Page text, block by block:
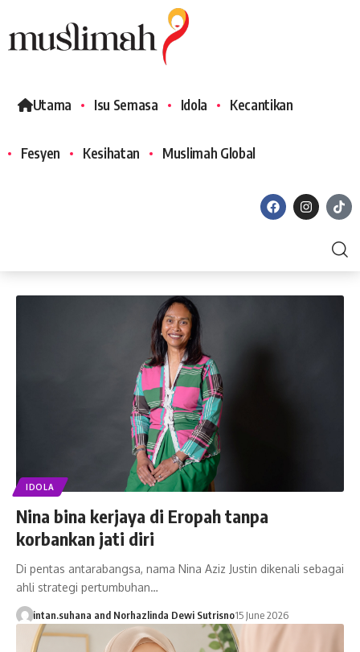
Utama Isu Semasa Idola Kecantikan
Fesyen Kesihatan Muslimah Global
IDOLA
Nina bina kerjaya di Eropah tanpa
korbankan jati diri
Di pentas antarabangsa, nama Nina Aziz Justin dikenali sebagai
ahli strategi pertumbuhan…
intan.suhana and Norhazlinda Dewi Sutrisno15 June 2026